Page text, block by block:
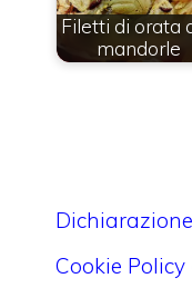
Filetti di orata
mandorle
Cookie Policy